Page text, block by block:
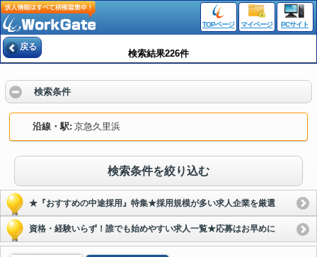
TOPページ マイページ PCサイト
戻る
検索結果226件
検索条件
沿線・駅 京急久里浜
検索条件を絞り込む
★『おすすめの中途採用』特集★採用規模が多い求人企業を厳選
資格・経験いらず！誰でも始めやすい求人一覧★応募はお早めに